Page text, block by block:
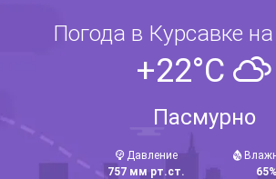
Погода в Курсавке
+22°C
Пасмурно
Давление
757 мм рт.ст.
65%